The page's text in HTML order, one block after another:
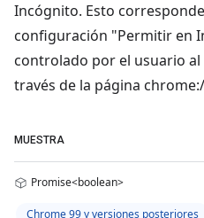
Incógnito. Esto
configuración "Permitir en
controlado por el usuario al
través de la página
MUESTRA
Promise<boolean>
Chrome 99 y versiones posteriores